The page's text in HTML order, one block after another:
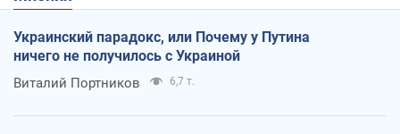
Украинский парадокс, или Почему у Путина
ничего не получилось с Украиной
Виталий Портников 6,7 т.